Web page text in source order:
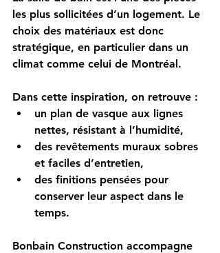
les plus sollicitées d’un logement. Le
choix des matériaux est donc
stratégique, en particulier dans un
climat comme celui de Montréal.
Dans cette inspiration, on retrouve :
un plan de vasque aux lignes
nettes, résistant à l’humidité,
des revêtements muraux sobres
et faciles d’entretien,
des finitions pensées pour
conserver leur aspect dans le
temps.
Bonbain Construction accompagne